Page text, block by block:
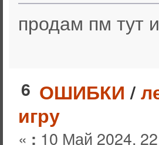
продам пм тут
6 ОШИБКИ /
игру
« : 10 Май 2024,